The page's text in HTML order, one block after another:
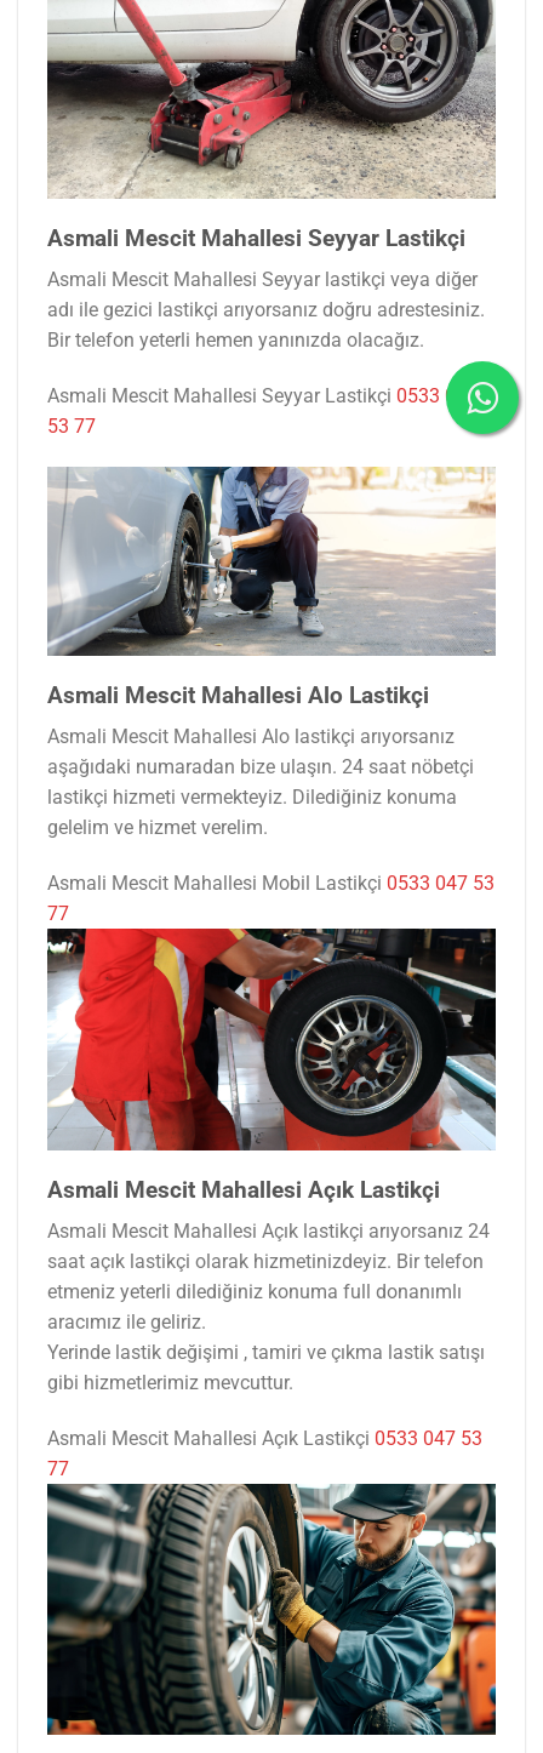
Asmali Mescit Mahallesi Seyyar Lastikçi
Asmali Mescit Mahallesi Seyyar lastikçi veya diğer
adı ile gezici lastikçi arıyorsanız doğru adrestesiniz.
Bir telefon yeterli hemen yanınızda olacağız.
Asmali Mescit Mahallesi Seyyar Lastikçi 0533 047
53 77
Asmali Mescit Mahallesi Alo Lastikçi
Asmali Mescit Mahallesi Alo lastikçi arıyorsanız
aşağıdaki numaradan bize ulaşın. 24 saat nöbetçi
lastikçi hizmeti vermekteyiz. Dilediğiniz konuma
gelelim ve hizmet verelim.
Asmali Mescit Mahallesi Mobil Lastikçi 0533 047 53
77
Asmali Mescit Mahallesi Açık Lastikçi
Asmali Mescit Mahallesi Açık lastikçi arıyorsanız 24
saat açık lastikçi olarak hizmetinizdeyiz. Bir telefon
etmeniz yeterli dilediğiniz konuma full donanımlı
aracımız ile geliriz.
Yerinde lastik değişimi , tamiri ve çıkma lastik satışı
gibi hizmetlerimiz mevcuttur.
Asmali Mescit Mahallesi Açık Lastikçi 0533 047 53
77